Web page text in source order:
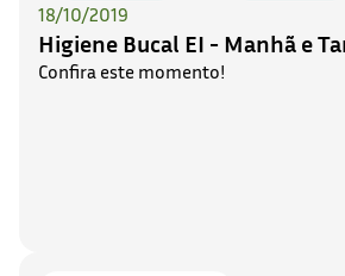
18/10/2019
Higiene Bucal EI - Manhã e
Confira este momento!